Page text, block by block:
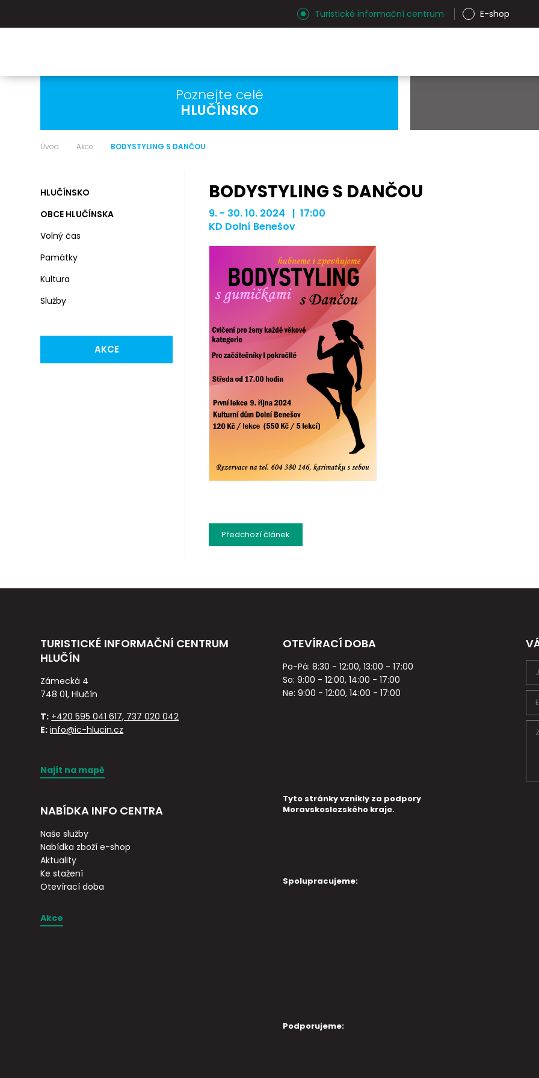
Turistické informační centrum E-shop
Poznejte celé
HLUČÍNSKO
Úvod Akce BODYSTYLING S DANČOU
HLUČÍNSKO
OBCE HLUČÍNSKA
Volný čas
Památky
Kultura
Služby
AKCE
BODYSTYLING S DANČOU
9. - 30. 10. 2024 | 17:00
KD Dolní Benešov
Předchozíčlánek
TURISTICKÉ INFORMAČNÍ CENTRUM
HLUČÍN
Zámecká 4
748 01, Hlučín
T: +420 595 041 617, 737 020 042
E: info@ic-hlucin.cz
Najít na mapě
NABÍDKA INFO CENTRA
Naše služby
Nabídka zboží e-shop
Aktuality
Ke stažení
Otevírací doba
Akce
OTEVÍRACÍ DOBA
Po-Pá: 8:30 - 12:00, 13:00 - 17:00
So: 9:00 - 12:00, 14:00 - 17:00
Ne: 9:00 - 12:00, 14:00 - 17:00
Tyto stránky vznikly za podpory
Moravskoslezského kraje.
Spolupracujeme:
Podporujeme: